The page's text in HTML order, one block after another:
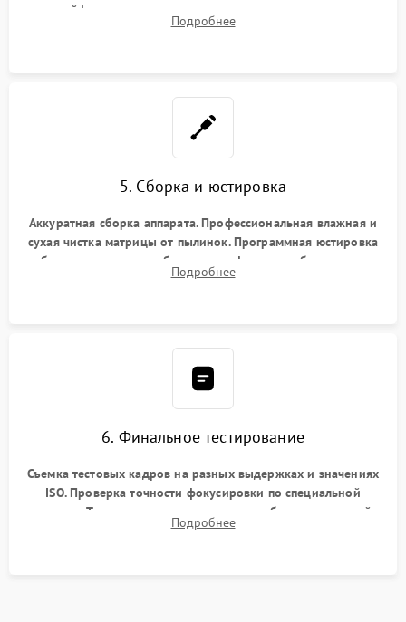
шлейфов, дисплея, механизма затвора или двигателя
автофокуса. Восстановление геометрии тубуса объектива
Подробнее
5. Сборка и юстировка
Аккуратная сборка аппарата. Профессиональная влажная и
сухая чистка матрицы от пылинок. Программная юстировка
рабочего отрезка, калибровка автофокуса, стабилизатора и
экспозамера с помощью сервисного ПО.
Подробнее
6. Финальное тестирование
Съемка тестовых кадров на разных выдержках и значениях
ISO. Проверка точности фокусировки по специальной
мишени. Тест записи на карту памяти, работы встроенной
вспышки, микрофона и всех кнопок управления.
Подробнее